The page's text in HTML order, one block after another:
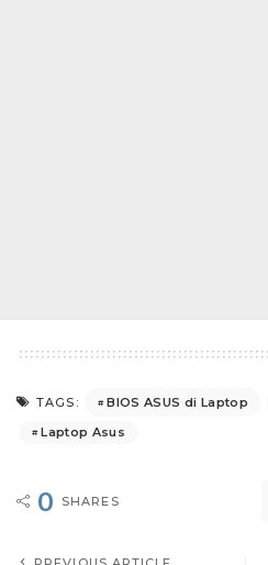
TAGS: BIOS ASUS di Laptop
Laptop Asus
0 SHARES